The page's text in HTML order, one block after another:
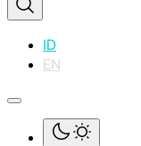
ID
EN